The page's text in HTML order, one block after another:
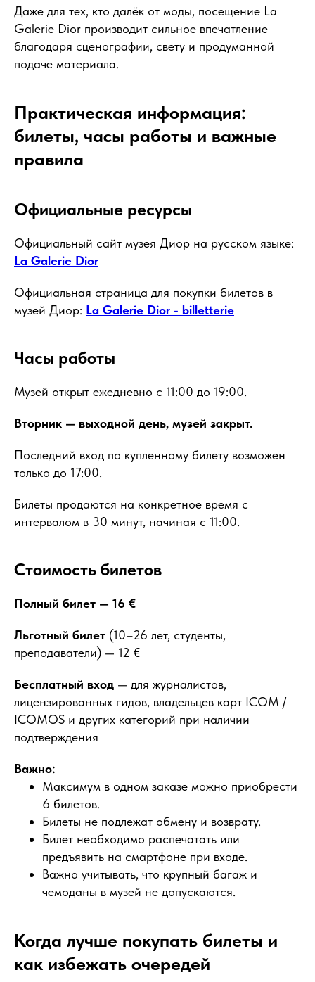
Даже для тех, кто далёк от моды, посещение La
Galerie Dior производит сильное впечатление
благодаря сценографии, свету и продуманной
подаче материала.
Практическая информация:
билеты, часы работы и важные
правила
Официальные ресурсы
Официальный сайт музея Диор на русском языке:
La Galerie Dior
Официальная страница для покупки билетов в
музей Диор: La Galerie Dior - billetterie
Часы работы
Музей открыт ежедневно с 11:00 до 19:00.
Вторник — выходной день, музей закрыт.
Последний вход по купленному билету возможен
только до 17:00.
Билеты продаются на конкретное время с
интервалом в 30 минут, начиная с 11:00.
Стоимость билетов
Полный билет — 16 €
Льготный билет (10–26 лет, студенты,
преподаватели) — 12 €
Бесплатный вход — для журналистов,
лицензированных гидов, владельцев карт ICOM /
ICOMOS и других категорий при наличии
подтверждения
Важно:
Максимум в одном заказе можно приобрести
6 билетов.
Билеты не подлежат обмену и возврату.
Билет необходимо распечатать или
предъявить на смартфоне при входе.
Важно учитывать, что крупный багаж и
чемоданы в музей не допускаются.
Когда лучше покупать билеты и
как избежать очередей